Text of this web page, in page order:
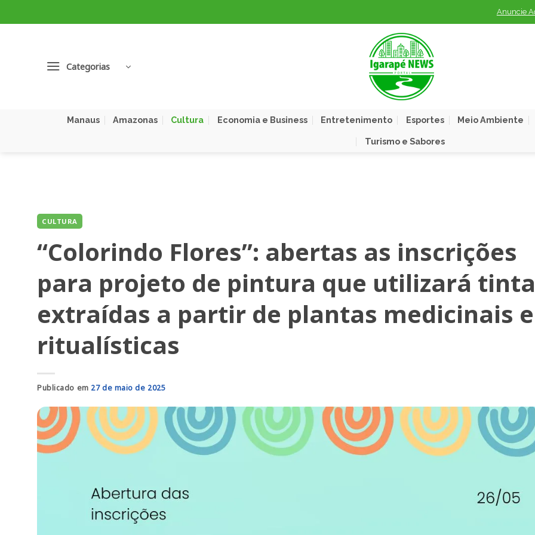
to
Anuncie
Categorias
Manaus Amazonas Cultura Economia e Business Entretenimento Esportes Meio Ambiente
Turismo e Sabores
CULTURA
“Colorindo Flores”: abertas as inscrições
para projeto de pintura que utilizará
extraídas a partir de plantas medicinais e
ritualísticas
Publicado em 27 de maio de 2025